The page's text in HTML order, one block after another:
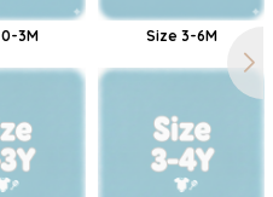
3M Size 3-6M